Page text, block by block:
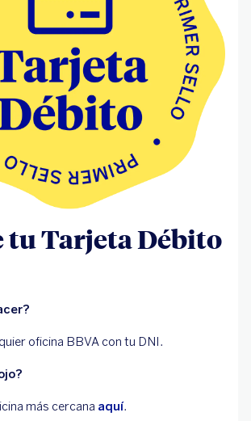
tu Tarjeta Débito
oficina BBVA con tu DNI.
más cercana aquí.